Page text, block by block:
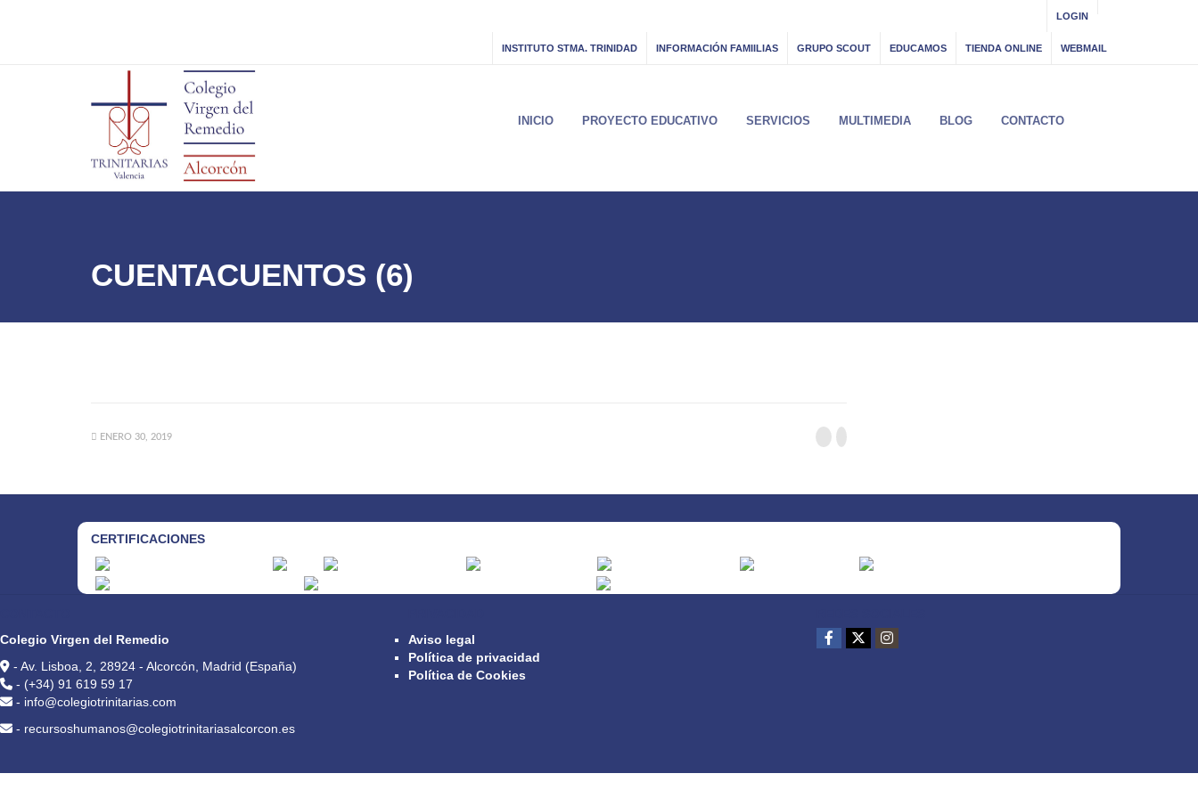
LOGIN
INSTITUTO STMA. TRINIDAD INFORMACIÓN FAMIILIAS GRUPO SCOUT EDUCAMOS TIENDA ONLINE WEBMAIL
INICIO PROYECTO EDUCATIVO SERVICIOS MULTIMEDIA BLOG CONTACTO
CUENTACUENTOS (6)
ENERO 30, 2019
CERTIFICACIONES
Colegio Virgen del Remedio
- Av. Lisboa, 2, 28924 - Alcorcón, Madrid (España)
- (+34) 91 619 59 17
- info@colegiotrinitarias.com
- recursoshumanos@colegiotrinitariasalcorcon.es
Aviso legal
Política de privacidad
Política de Cookies